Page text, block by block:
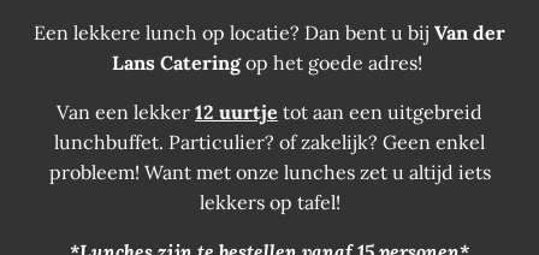
Een lekkere lunch op locatie? Dan bent u bij Van der
Lans Cateringop het goede adres!
Van een lekker 12 uurtje tot aan een uitgebreid
lunchbuffet. Particulier? of zakelijk? Geen enkel
probleem! Want met onze lunches zet u altijd iets
lekkers op tafel!